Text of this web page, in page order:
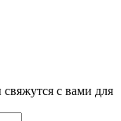
с вами для